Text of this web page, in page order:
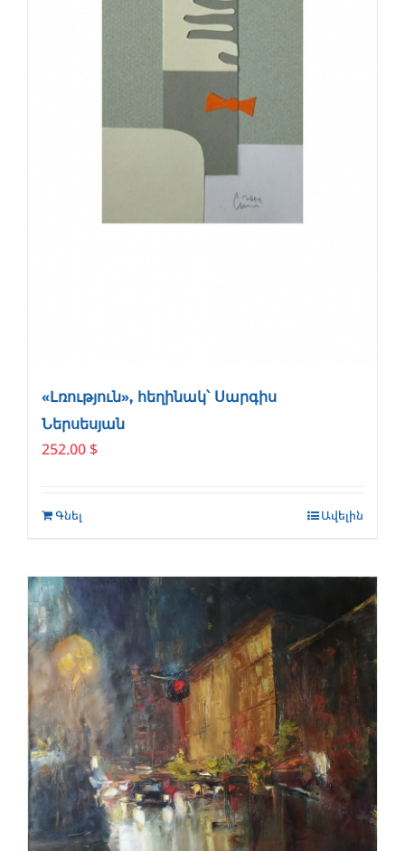
«Լռություն», հեղինակ՝ Սարգիս
Ներսեսյան
252.00 $
Գնել Ավելին